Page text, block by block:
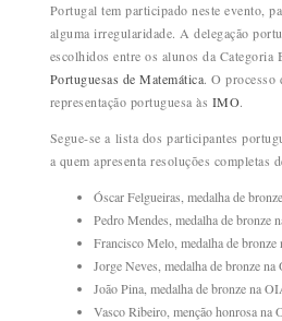
Portugal tem participado neste evento,
alguma irregularidade. A delegação
escolhidos entre os alunos da Categoria
Portuguesas de Matemática. O processo
representação portuguesa às IMO.
Segue-se a lista dos participantes
a quem apresenta resoluções completas
Óscar Felgueiras, medalha de
Pedro Mendes, medalha de
Francisco Melo, medalha de
Jorge Neves, medalha de bronze
João Pina, medalha de bronze na
Vasco Ribeiro, menção honrosa